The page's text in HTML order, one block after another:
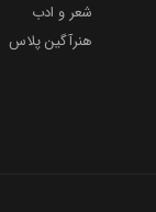
شعر و ادب
هنرآگین پلاس